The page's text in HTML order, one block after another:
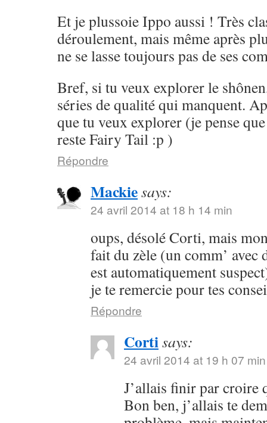
Et je plussoie Ippo aussi ! Très
déroulement, mais même après
ne se lasse toujours pas de ses
Bref, si tu veux explorer le
séries de qualité qui manquent.
que tu veux explorer (je pense
reste Fairy Tail :p )
Répondre
Mackiesays:
24 avril 2014 at 18 h 14 min
oups, désolé Corti, mais
fait du zèle (un comm’ avec
est automatiquement
je te remercie pour tes
Répondre
Cortisays:
24 avril 2014 at 19 h 07 min
J’allais finir par croire
Bon ben, j’allais te